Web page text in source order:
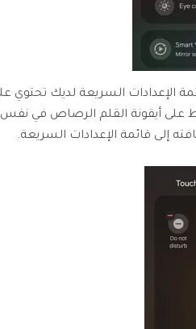
الإعدادات السريعة لديك
أيقونة القلم الرصاص في نفس
إلى قائمة الإعدادات السريعة.